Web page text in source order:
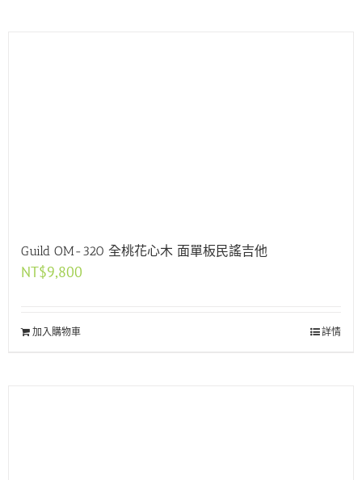
Guild OM-320 全桃花心木 面單板民謠吉他
NT$9,800
加入購物車 詳情